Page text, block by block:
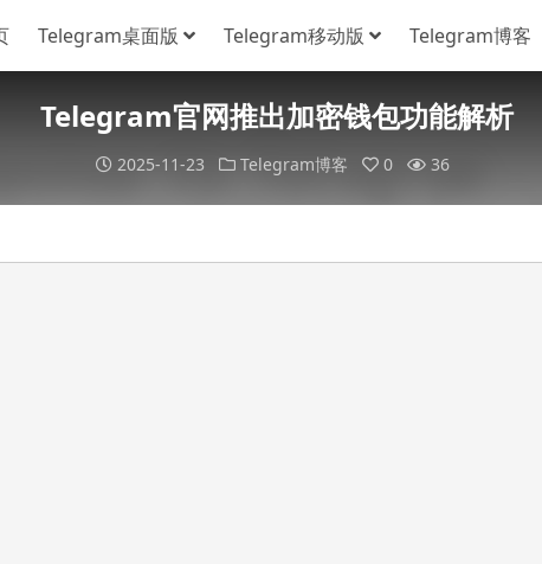
Telegram桌面版 Telegram移动版 Telegram博客
Telegram官网推出加密钱包功能解析
2025-11-23 Telegram博客 0 36